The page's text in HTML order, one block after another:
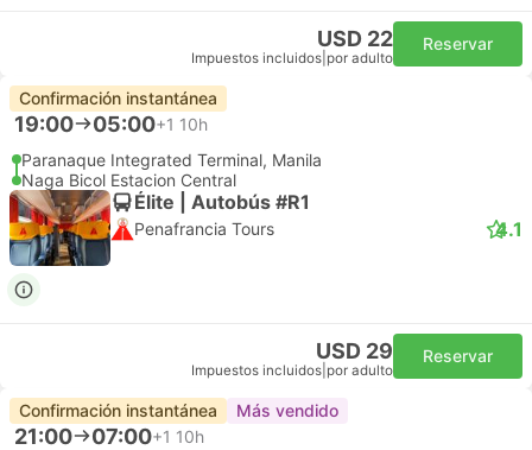
USD 22
Impuestos incluidos por adulto
Reservar
Confirmación instantánea
19:00 05:00+1 10h
Paranaque Integrated Terminal, Manila
Naga Bicol Estacion Central
Élite | Autobús #R1
Penafrancia Tours 4.1
USD 29
Impuestos incluidos por adulto
Reservar
Confirmación instantánea Más vendido
21:00 07:00+1 10h